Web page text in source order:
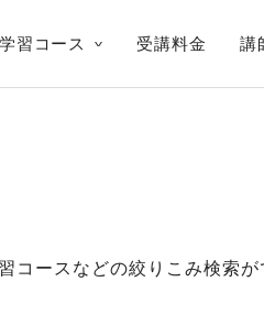
学習コース 受講料金 講
コースなどの絞りこみ検索が